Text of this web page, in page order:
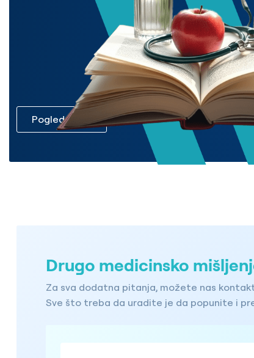
Pogledaj sve
Drugo medicinsko
Za sva dodatna pitanja, možete nas
Sve što treba da uradite je da popunite i